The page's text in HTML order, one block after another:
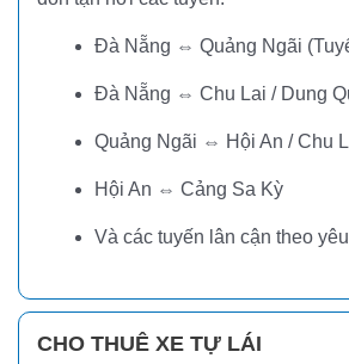
Đà Nẵng ⇔ Quảng Ngãi
Đà Nẵng ⇔ Chu Lai / Dung
Quảng Ngãi ⇔ Hội An / Chu
Hội An ⇔ Cảng Sa Kỳ
Và các tuyến lân cận theo
CHO THUÊ XE TỰ LÁI